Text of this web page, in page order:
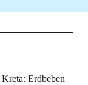
Kreta: Erdbeben